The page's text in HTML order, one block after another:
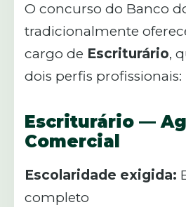
O concurso do Banco
tradicionalmente
cargo de Escriturário,
dois perfis profissionais:
Escriturário —
Comercial
Escolaridade exigida:
completo